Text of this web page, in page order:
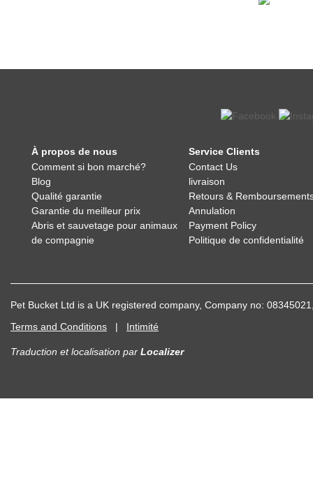
À propos de nous
Comment si bon marché?
Blog
Qualité garantie
Garantie du meilleur prix
Abris et sauvetage pour animaux
de compagnie
Service Clients
Contact Us
livraison
Retours &
Annulation
Payment Policy
Politique de confidentialité
Pet Bucket Ltd is a UK registered company, Company no:
Terms and Conditions | Intimité
Traduction et localisation par Localizer